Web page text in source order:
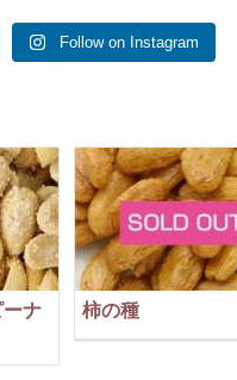
Follow on Instagram
ーナ
柿の種